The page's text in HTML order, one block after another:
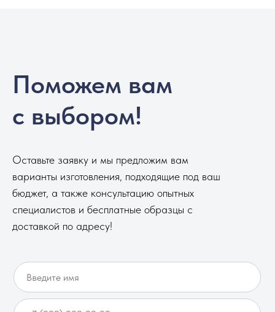
Поможем вам
с выбором!
Оставьте заявку и мы предложим вам
варианты изготовления, подходящие под ваш
бюджет, а также консультацию опытных
специалистов и бесплатные образцы с
доставкой по адресу!